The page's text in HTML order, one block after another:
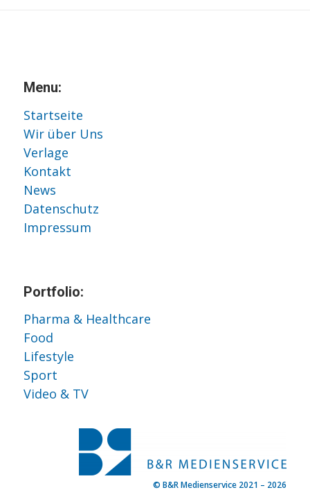
Menu:
Startseite
Wir über Uns
Verlage
Kontakt
News
Datenschutz
Impressum
Portfolio:
Pharma & Healthcare
Food
Lifestyle
Sport
Video & TV
© B&R Medienservice 2021 – 2026